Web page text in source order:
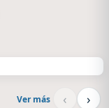
Ver más ‹ ›